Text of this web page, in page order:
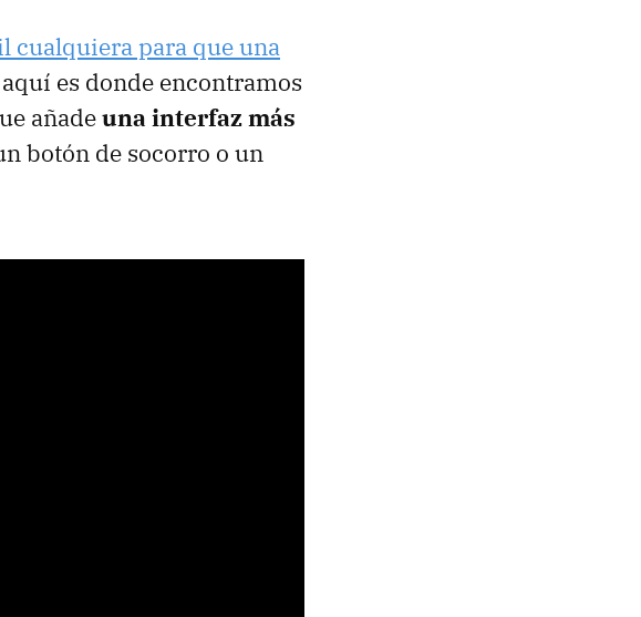
cualquiera para que una
es donde encontramos
añadeuna interfaz más
botón de socorro o un